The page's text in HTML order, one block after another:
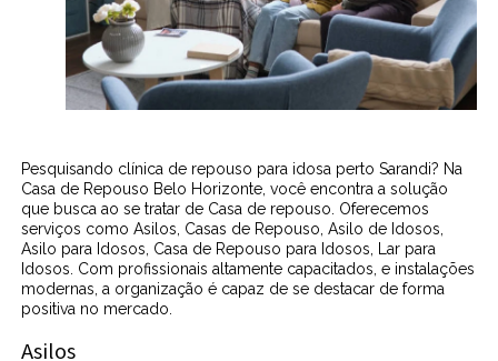
Pesquisando clínica de repouso para idosa perto Sarandi? Na
Casa de Repouso Belo Horizonte, você encontra a solução
que busca ao se tratar de Casa de repouso. Oferecemos
serviços como Asilos, Casas de Repouso, Asilo de Idosos,
Asilo para Idosos, Casa de Repouso para Idosos, Lar para
Idosos. Com profissionais altamente capacitados, e instalações
modernas, a organização é capaz de se destacar de forma
positiva no mercado.
Asilos